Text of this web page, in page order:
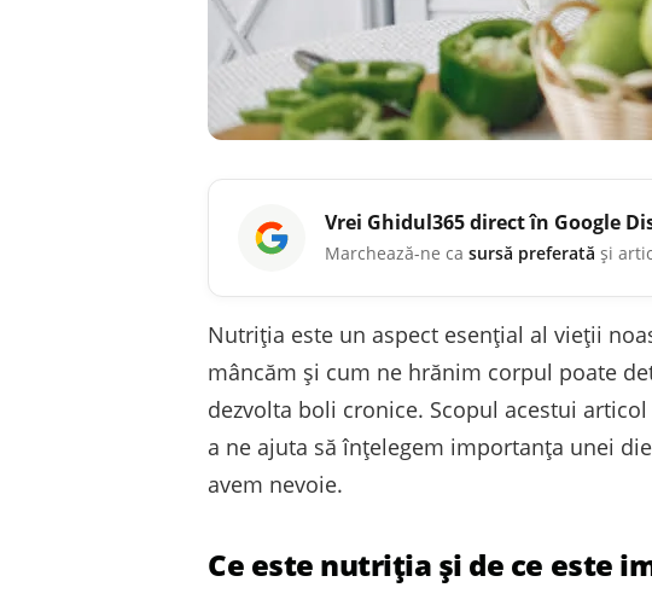
Vrei Ghidul365direct în Google
Marchează-ne ca sursă preferată și
Nutriția este un aspect esențial al vieții
mâncăm și cum ne hrănim corpul poate
dezvolta boli cronice. Scopul acestui
a ne ajuta să înțelegem importanța unei
avem nevoie.
Ce este nutriția și de ce este